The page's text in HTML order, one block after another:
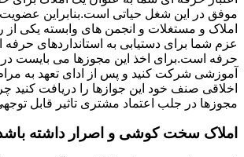
موفق در این شغل حیاتی است.بنابراین عضویت
املاک و مستغلات و انجمن های وابسته یکی از
عزم شما برای دستیابی به استانداردهای حرفه
حرفه است.برای اخذ این مجوزها می بایست
آموزشی شرکت کنید و پس از ادای تعهد به
اخلاقی صنف خود این جوازها را دریافت کنید
مجوزها در جلب اعتماد مشتری تاثیر قابل
املاک سخت کوشی و اصرار داشته